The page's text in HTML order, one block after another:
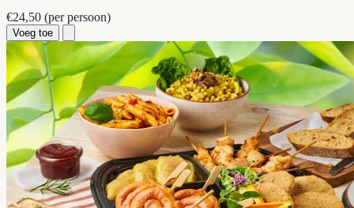
€24,50 (per persoon)
Voeg toe